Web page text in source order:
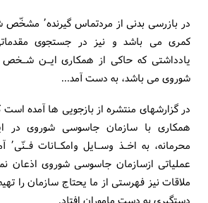
در بازرسی بدنی
یادداشتی که حاکی از همکاری ایـن
شوروی می باشد، به دست آمد...
در گزارشهای منتشره از بازجویی ها آمده
همکاری با سازمان جاسوسی شوروی در
عملیاتی ازسازمان جاسوسی شوروی اذعان
ملاقات نیز فهرستی از ما یحتاج سازمان را
دستگیری به دست ماموران افتاد.